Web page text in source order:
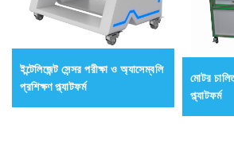
ইন্টেলিজেন্ট সেন্সর পরীক্ষা ও অ্যাসেম্বলি
প্রশিক্ষণ প্ল্যাটফর্ম
মোটর
প্ল্যাটফর্ম